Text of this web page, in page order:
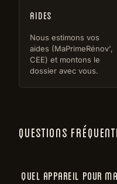
Aides
Nous estimons vos
aides (MaPrimeRénov',
CEE) et montons le
dossier avec vous.
QUESTIONS
Quel appareil pour